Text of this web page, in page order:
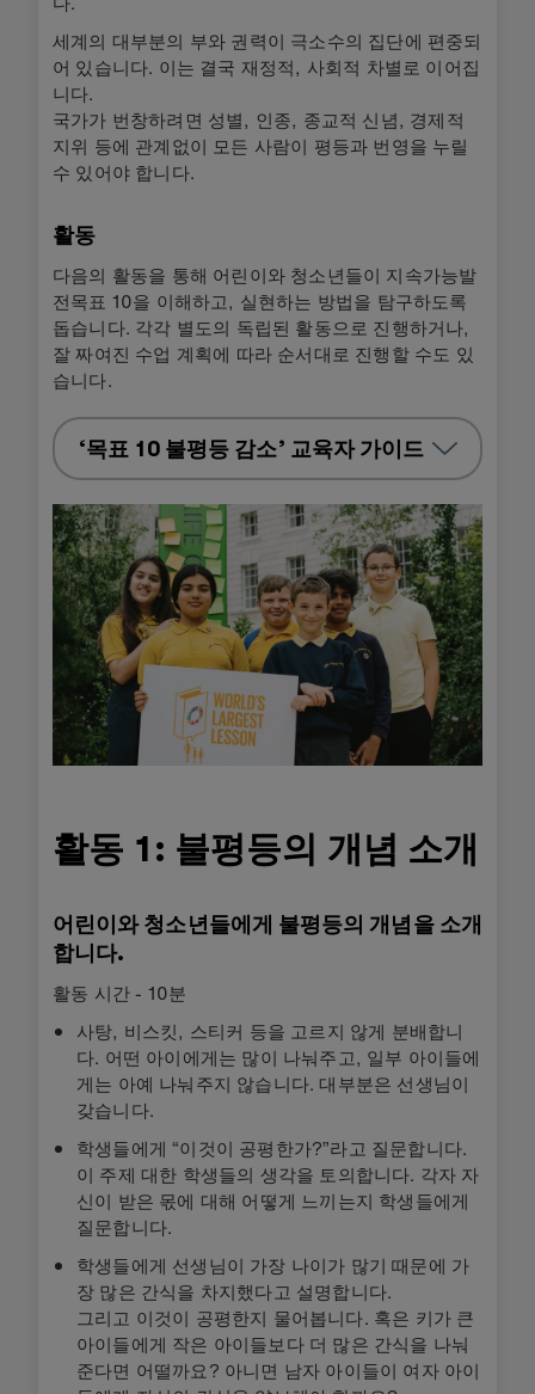
세계의 대부분의 부와 권력이 극소수의 집단에 편중되
어 있습니다. 이는 결국 재정적, 사회적 차별로 이어집
니다.
국가가 번창하려면 성별, 인종, 종교적 신념, 경제적
지위 등에 관계없이 모든 사람이 평등과 번영을 누릴
수 있어야 합니다.
활동
다음의 활동을 통해 어린이와 청소년들이 지속가능발
전목표 10을 이해하고, 실현하는 방법을 탐구하도록
돕습니다. 각각 별도의 독립된 활동으로 진행하거나,
잘 짜여진 수업 계획에 따라 순서대로 진행할 수도 있
습니다.
‘목표 10 불평등 감소’ 교육자 가이드
활동 1: 불평등의 개념 소개
어린이와 청소년들에게 불평등의 개념을 소개
합니다.
활동 시간 - 10분
사탕, 비스킷, 스티커 등을 고르지 않게 분배합니
다. 어떤 아이에게는 많이 나눠주고, 일부 아이들에
게는 아예 나눠주지 않습니다. 대부분은 선생님이
갖습니다.
학생들에게 “이것이 공평한가?”라고 질문합니다.
이 주제 대한 학생들의 생각을 토의합니다. 각자 자
신이 받은 몫에 대해 어떻게 느끼는지 학생들에게
질문합니다.
학생들에게 선생님이 가장 나이가 많기 때문에 가
장 많은 간식을 차지했다고 설명합니다.
그리고 이것이 공평한지 물어봅니다. 혹은 키가 큰
아이들에게 작은 아이들보다 더 많은 간식을 나눠
준다면 어떨까요? 아니면 남자 아이들이 여자 아이